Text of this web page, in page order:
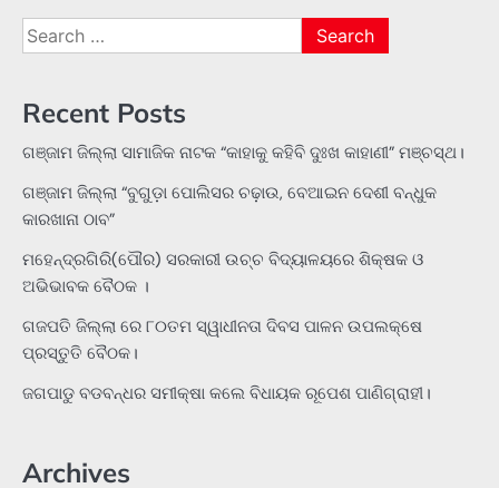
Search
for:
Recent Posts
ଗଞ୍ଜାମ ଜିଲ୍ଲା ସାମାଜିକ ନାଟକ “କାହାକୁ କହିବି ଦୁଃଖ କାହାଣୀ” ମଞ୍ଚସ୍ଥ।
ଗଞ୍ଜାମ ଜିଲ୍ଲା “ବୁଗୁଡ଼ା ପୋଲିସର ଚଢ଼ାଉ, ବେଆଇନ ଦେଶୀ ବନ୍ଧୁକ
କାରଖାନା ଠାବ”
ମହେନ୍ଦ୍ରଗିରି(ପୌର) ସରକାରୀ ଉଚ୍ଚ ବିଦ୍ୟାଳୟରେ ଶିକ୍ଷକ ଓ
ଅଭିଭାବକ ବୈଠକ ।
ଗଜପତି ଜିଲ୍ଲା ରେ ୮୦ତମ ସ୍ୱାଧୀନତା ଦିବସ ପାଳନ ଉପଲକ୍ଷେ
ପ୍ରସ୍ତୁତି ବୈଠକ।
ଜଗପାଡୁ ବଡବନ୍ଧର ସମୀକ୍ଷା କଲେ ବିଧାୟକ ରୂପେଶ ପାଣିଗ୍ରାହୀ।
Archives